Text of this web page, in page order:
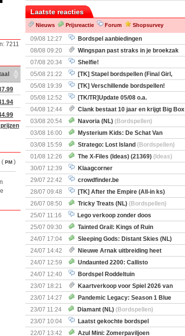
7211
prijzen
( PM )
Laatste reacties
Nieuws Prijsreactie Forum Shopsurvey
09/08 12:27
Bordspel aanbiedingen
08/08 09:20
Wingspan past straks in je broekzak
07/08 20:34
Shelfie!
05/08 21:22
[TK] Stapel bordspellen (Final Girl,
Nemesis Retaliation, Zombicide Invader)
05/08 19:39
[TK] Verschillende bordspellen!
05/08 12:52
[TK/TR]Update 05/08 o.a.
Prijsverlagingen, Imperium Horizons, 20 Strong
04/08 12:44
Clank bestaat 10 jaar en krijgt Big Box
+ nieuwe uitbreiding
03/08 20:54 Navoria (NL) (Bordspellen)
03/08 16:00
Mysterium Kids: De Schat Van
Kapitein Boe
(Bordspellen)
03/08 15:59 Stratego: Lost Island (Bordspellen)
01/08 12:26
The X-Files (Ideas) (21369) (Ideas)
30/07 12:39
Klaagcorner
29/07 22:42
crowdfinder.be
28/07 09:48
[TK] After the Empire (All-in ks)
26/07 08:50
Tricky Treats (NL) (Bordspellen)
25/07 11:16
Lego verkoop zonder doos
25/07 09:30
Tainted Grail: Kings of Ruin
Uitbreiding: Wyrd Encounters(Bordspellen)
24/07 17:04
Sleeping Gods: Distant Skies (NL)
(Bordspellen)
24/07 14:42
Nieuwe Arnak uitbreiding heet
Surprise Shipments
24/07 12:59
Undaunted 2200: Callisto
(Bordspellen)
24/07 12:40
Bordspel Roddeltuin
23/07 18:21
Kaartverkoop voor Spiel 2026 van
start
23/07 14:27
Pandemic Legacy: Season 1 Blue
(Bordspellen)
23/07 11:24 Diamant (NL) (Bordspellen)
23/07 10:04
Laatst gekochte bordspel
22/07 13:42
Azul Mini: Zomerpaviljoen